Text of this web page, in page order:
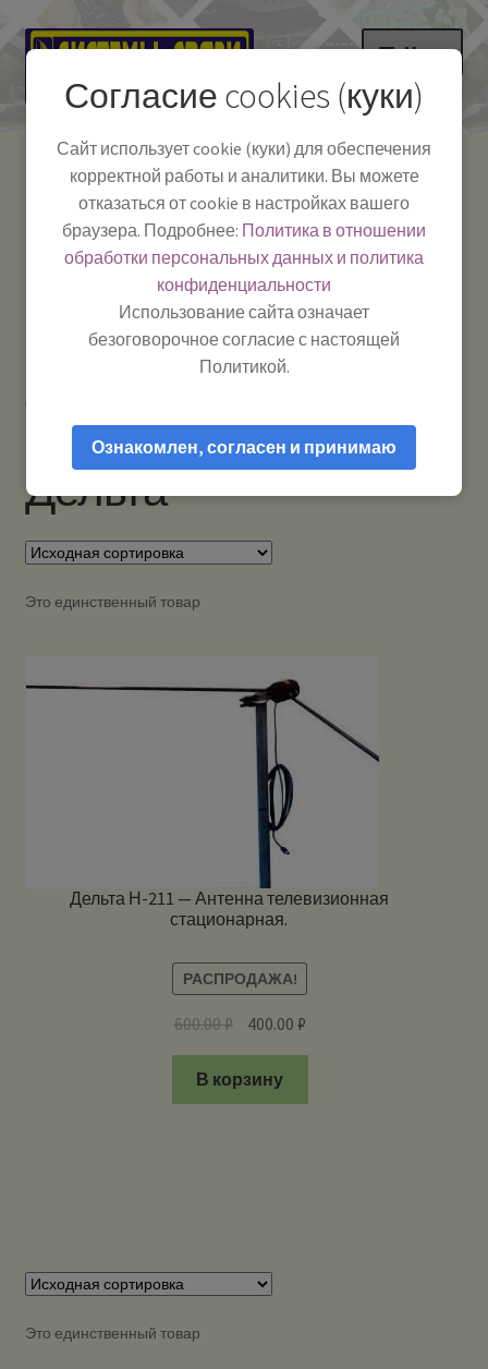
Перейти
навигации
Перейти
содержимому
Меню
Как пользоваться
Полезная информация
Мой аккаунт
Системы Связи:
г. Красноярск, ул.
Работаем:Пн-Пт:
10:00–18:00
-
Телефон:+7-
391-249-1040
Тел.|WA|Telegram:
+79029904090
Дельта
Это единственный товар
Дельта Н-211 — Антенна телевизионная
стационарная.
РАСПРОДАЖА!
600.00₽ 400.00 ₽
В корзину
Это единственный товар
Согласие cookies (куки)
Сайт использует cookie (куки) для обеспечения
корректной работы и аналитики. Вы можете
отказаться от cookie в настройках вашего
браузера. Подробнее: Политика в отношении
обработки персональных данных и политика
конфиденциальности
Использование сайта означает
безоговорочное согласие с настоящей
Политикой.
Ознакомлен, согласен и принимаю